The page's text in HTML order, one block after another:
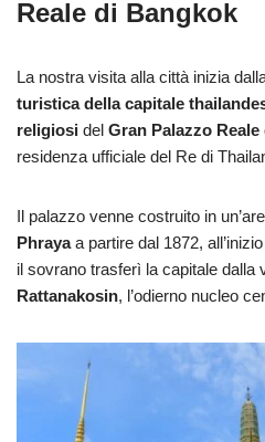
Reale di Bangkok
La nostra visita alla città inizia
turistica della capitale
religiosi del Gran Palazzo
residenza ufficiale del Re di
Il palazzo venne costruito in
Phrayaa partire dal 1872,
il sovrano trasferì la capitale dalla
Rattanakosin, l’odierno nucleo